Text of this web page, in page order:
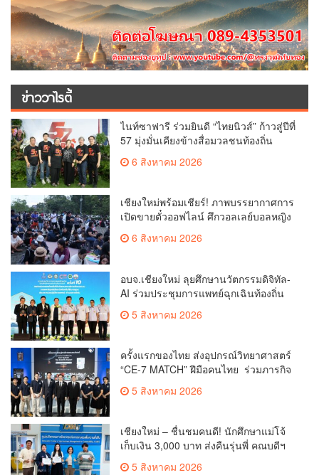
ข่าววาไรตี้
ไนท์ซาฟารี ร่วมยินดี “ไทยนิวส์” ก้าวสู่ปีที่
57 มุ่งมั่นเคียงข้างสื่อมวลชนท้องถิ่น
6 สิงหาคม 2026
เชียงใหม่พร้อมเชียร์! ภาพบรรยากาศการ
เปิดขายตั๋วออฟไลน์ ศึกวอลเลย์บอลหญิง
‘BYD DMI 6th SEA V Cup’ 6 ส.ค. นี้ รวม
6,000 ใบ
6 สิงหาคม 2026
อบจ.เชียงใหม่ ลุยศึกษานวัตกรรมดิจิทัล-
AI ร่วมประชุมการแพทย์ฉุกเฉินท้องถิ่น
เอราวัณสู่มาตรฐานสากล
5 สิงหาคม 2026
ครั้งแรกของไทย ส่งอุปกรณ์วิทยาศาสตร์
“CE-7 MATCH” ฝีมือคนไทย ร่วมภารกิจ
5 สิงหาคม 2026
เชียงใหม่ – ชื่นชมคนดี! นักศึกษาแม่โจ้
เก็บเงิน 3,000 บาท ส่งคืนรุ่นพี่ คณบดีฯ
มอบเกียรติบัตรเชิดชู “ลูกแม่โจ้เลิศน้ำใจ”
5 สิงหาคม 2026